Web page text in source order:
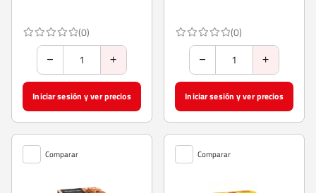
(0)
Iniciar sesión y ver precios
(0)
Iniciar sesión y ver precios
Comparar Comparar